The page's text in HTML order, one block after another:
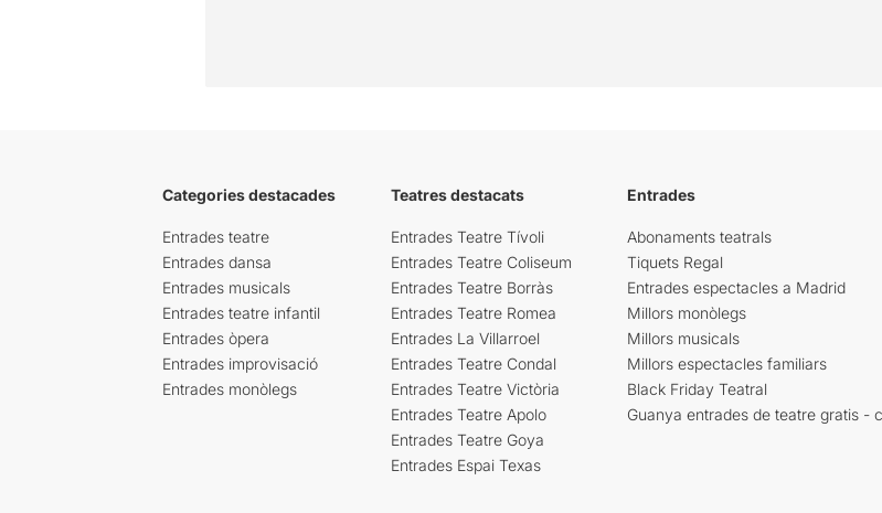
Categories destacades
Entrades teatre
Entrades dansa
Entrades musicals
Entrades teatre infantil
Entrades òpera
Entrades improvisació
Entrades monòlegs
Teatres destacats
Entrades Teatre Tívoli
Entrades Teatre Coliseum
Entrades Teatre Borràs
Entrades Teatre Romea
Entrades La Villarroel
Entrades Teatre Condal
Entrades Teatre Victòria
Entrades Teatre Apolo
Entrades Teatre Goya
Entrades Espai Texas
Entrades
Abonaments teatrals
Tiquets Regal
Entrades espectacles a Madrid
Millors monòlegs
Millors musicals
Millors espectacles familiars
Black Friday Teatral
Guanya entrades de teatre gratis -